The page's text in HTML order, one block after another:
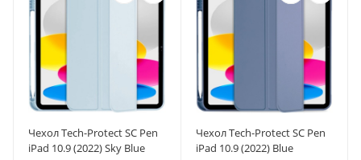
Чехол Tech-Protect SC Pen
iPad 10.9 (2022) Sky Blue
Чехол Tech-Protect SC Pen
iPad 10.9 (2022) Blue